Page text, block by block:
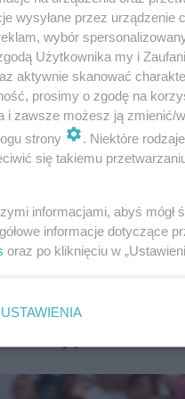
reprezentację USA.
zdjęcia!
wysyłane przez urządzenie
wybór
Użytkownika my i
aktywnie skanować
prosimy o zgodę na
i zawsze możesz ją
strony
. Niektóre
się takiemu
informacjami, abyś
informacje dotyczące
oraz po kliknięciu w
USTAWIENIA